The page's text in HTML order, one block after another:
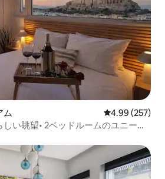
ム レビュー257
4.99 (257)
い眺望• 2ベッドルームのユニーク
スです。